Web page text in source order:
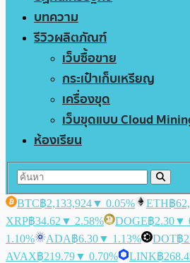
บทความ
รีวิวผลิตภัณฑ์
เว็บซื้อขาย
กระเป๋าเก็บเหรียญ
เครื่องขุด
เว็บขุดแบบ Cloud
ห้องเรียน
BTC฿2,133,924▼ 0.05% ETH฿
XRP฿34.62 ▼ 2.58% DOGE฿2.30▼
1.10%
ADA฿6.30▼ 1.13% DOT฿
AVAX฿219.79▼ 0.70% LINK฿